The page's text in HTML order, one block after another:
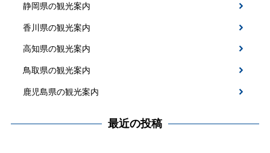
静岡県の観光案内
香川県の観光案内
高知県の観光案内
鳥取県の観光案内
鹿児島県の観光案内
最近の投稿